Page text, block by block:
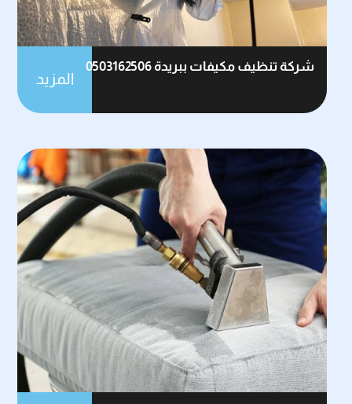
شركة تنظيف مكيفات ببريدة 0503162506
المزيد